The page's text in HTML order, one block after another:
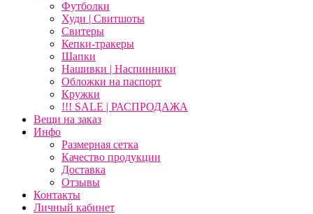
Футболки
Худи | Свитшоты
Свитеры
Кепки-тракеры
Шапки
Нашивки | Наспинники
Обложки на паспорт
Кружки
!!! SALE | РАСПРОДАЖА
Вещи на заказ
Инфо
Размерная сетка
Качество продукции
Доставка
Отзывы
Контакты
Личный кабинет